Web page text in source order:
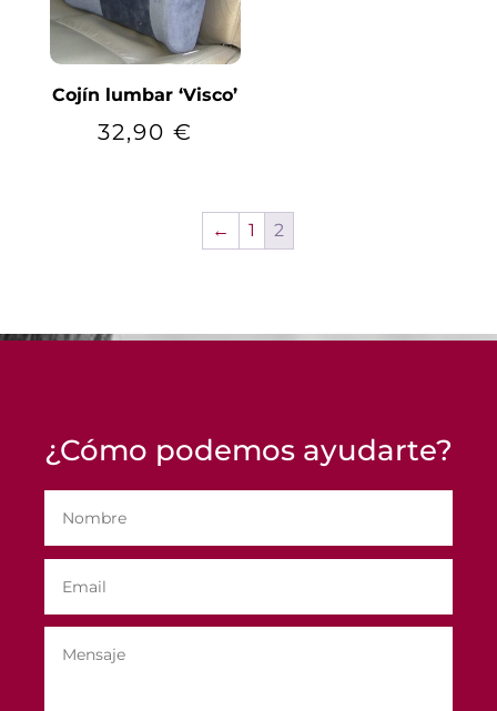
Cojín lumbar ‘Visco’
32,90 €
← 1 2
¿Cómo podemos ayudarte?